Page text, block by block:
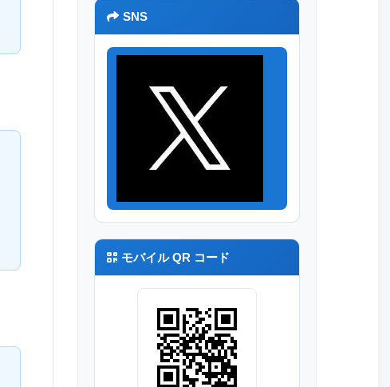
SNS
モバイル QR コード